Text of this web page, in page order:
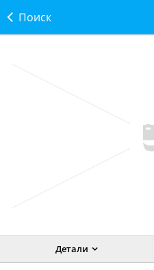
Поиск
Детали